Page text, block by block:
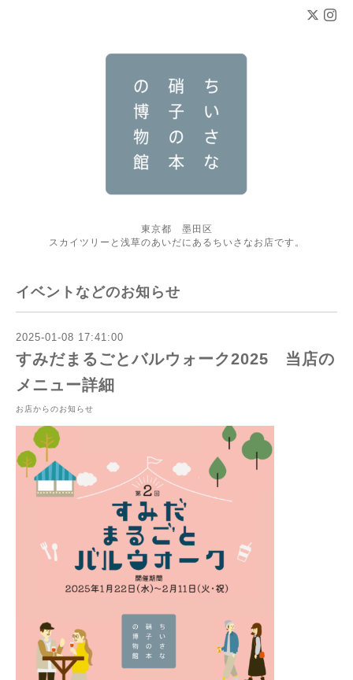
東京都 墨田区
スカイツリーと浅草のあいだにあるちいさなお店です。
イベントなどのお知らせ
2025-01-08 17:41:00
すみだまるごとバルウォーク2025 当店の
メニュー詳細
お店からのお知らせ